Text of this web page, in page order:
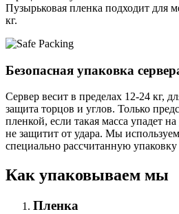
Пузырьковая пленка подходит для
кг.
Безопасная упаковка
Сервер весит в пределах 12-24 кг,
защита торцов и углов. Только
пленкой, если такая масса упадет
не защитит от удара. Мы
специально расcчитанную упаковку
Как упаковываем мы
Пленка